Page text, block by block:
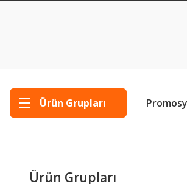
Ürün Grupları
Ürün Grupları